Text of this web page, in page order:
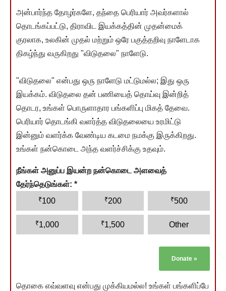
அன்பார்ந்த தோழர்களே, தந்தை பெரியார் அவர்களால்
தொடங்கப்பட்டு, திராவிட இயக்கத்தின் முதன்மைக்
குரலாக, உலகின் முதல் மற்றும் ஒரே பகுத்தறிவு நாளேடாக
திகழ்ந்து வருகிறது "விடுதலை" நாளேடு.
"விடுதலை" என்பது ஒரு நாளேடு மட்டுமல்ல; இது ஒரு
இயக்கம். விடுதலை தன் பணியைத் தொய்வு இன்றித்
தொடர, உங்கள் பொருளாதார பங்களிப்பு மிகத் தேவை.
பெரியார் தொடங்கி வளர்த்த விடுதலையை உரமிட்டு
இன்னும் வளர்க்க வேண்டிய கடமை நமக்கு இருக்கிறது.
உங்கள் நன்கொடை அந்த வளர்ச்சிக்கு உதவும்.
நீங்கள் அனுப்ப இயன்ற நன்கொடை அளவைத்
தேர்ந்தெடுங்கள்: *
₹100 ₹200 ₹500
₹1,000 ₹1,500 Other
Donate »
தொகை எவ்வளவு என்பது முக்கியமல்ல! உங்கள் பங்களிப்பே